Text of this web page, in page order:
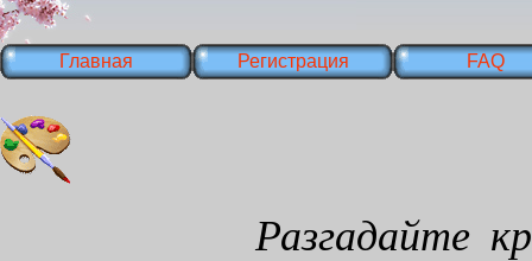
Главная Регистрация FAQ
Разгадайте